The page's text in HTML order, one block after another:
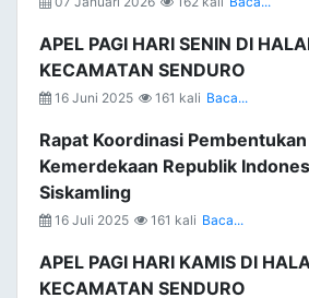
APEL PAGI HARI SENIN DI
KECAMATAN SENDURO
16 Juni 2025 161 kali Baca...
Rapat Koordinasi
Kemerdekaan Republik
Siskamling
16 Juli 2025 161 kali Baca...
APEL PAGI HARI KAMIS DI
KECAMATAN SENDURO